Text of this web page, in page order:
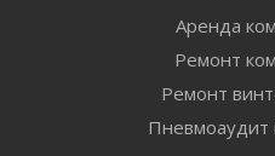
Аренда
Ремонт
Ремонт
Пневмоаудит